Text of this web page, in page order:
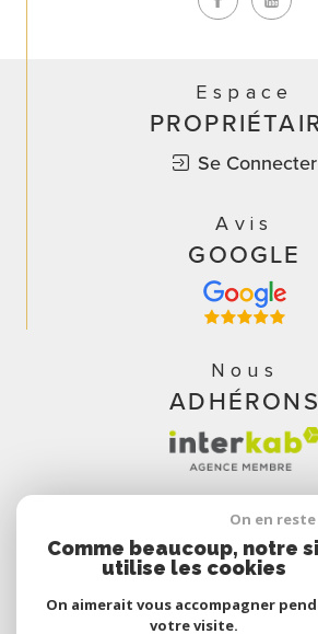
Espace
Se Connecter
Avis
GOOGLE
Nous
ADHÉRONS
On en reste
Comme beaucoup, notre
utilise les cookies
On aimerait vous accompagner
votre visite.